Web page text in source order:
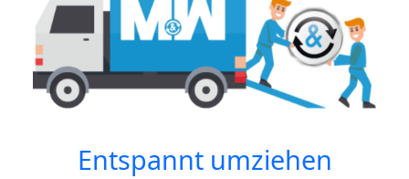
Entspannt umziehen